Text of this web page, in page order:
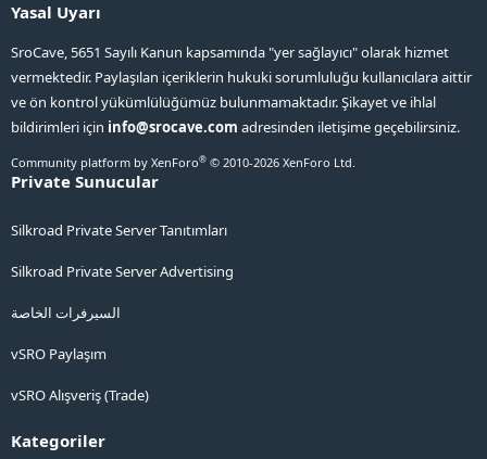
Yasal Uyarı
SroCave, 5651 Sayılı Kanun kapsamında "yer sağlayıcı" olarak hizmet
vermektedir. Paylaşılan içeriklerin hukuki sorumluluğu kullanıcılara aittir
ve ön kontrol yükümlülüğümüz bulunmamaktadır. Şikayet ve ihlal
bildirimleri için info@srocave.com adresinden iletişime geçebilirsiniz.
Community platform by XenForo® © 2010-2026 XenForo Ltd.
Private Sunucular
Silkroad Private Server Tanıtımları
Silkroad Private Server Advertising
السيرفرات الخاصة
vSRO Paylaşım
vSRO Alışveriş (Trade)
Kategoriler